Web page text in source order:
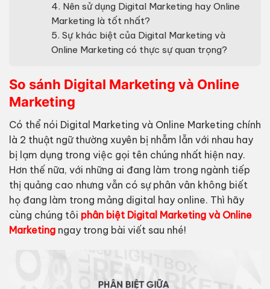
4. Nên sử dụng Digital Marketing hay Online
Marketing là tốt nhất?
5. Sự khác biệt của Digital Marketing và
Online Marketing có thực sự quan trọng?
So sánh Digital Marketing và Online
Marketing
Có thể nói Digital Marketing và Online Marketing chính
là 2 thuật ngữ thường xuyên bị nhẫm lẫn với nhau hay
bị lạm dụng trong việc gọi tên chúng nhất hiện nay.
Hơn thế nữa, với những ai đang làm trong ngành tiếp
thị quảng cao nhưng vẫn có sự phân vân không biết
họ đang làm trong mảng digital hay online. Thì hãy
cùng chúng tôi phân biệt Digital Marketing và Online
Marketingngay trong bài viết sau nhé!